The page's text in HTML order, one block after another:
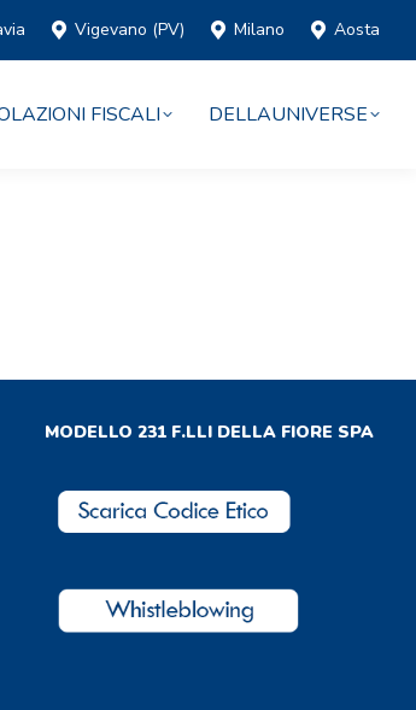
Vigevano (PV) Milano Aosta
FISCALI DELLAUNIVERSE
MODELLO 231 F.LLI DELLA FIORE SPA